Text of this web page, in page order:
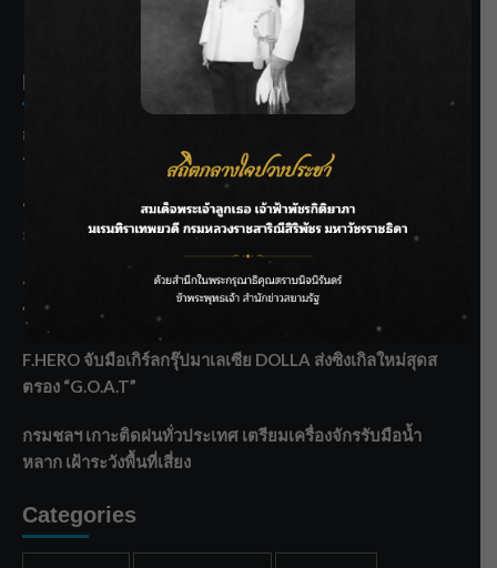
THE BEST ENTERTAINMENT
Recent Posts
กรมชลฯ รับฟังประชาชน ติดตามแก้ปัญหาโครงการประตู
ระบายน้ำศรีสองรักฯ
‘แมน การิน’ แชร์ความเชื่อชวนคิด! “อยากกินอะไรหลังจาก
ลาโลกนี้ ให้ใส่บาตรสิ่งนั้นไว้ตอนยังมีชีวิต”
ราชเลขานุการในพระองค์ฯ ติดตามโครงการหุบกะพง–ห้วย
ทรายใต้ เสริมความมั่นคงน้ำเพชรบุรี
F.HERO จับมือเกิร์ลกรุ๊ปมาเลเซีย DOLLA ส่งซิงเกิลใหม่สุดส
ตรอง “G.O.A.T”
กรมชลฯ เกาะติดฝนทั่วประเทศ เตรียมเครื่องจักรรับมือน้ำ
หลาก เฝ้าระวังพื้นที่เสี่ยง
Categories